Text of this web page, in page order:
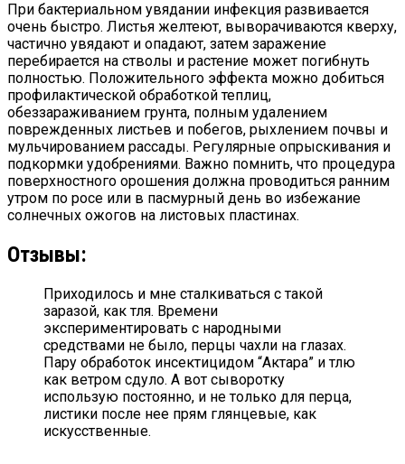
При бактериальном увядании инфекция развивается
очень быстро. Листья желтеют, выворачиваются кверху,
частично увядают и опадают, затем заражение
перебирается на стволы и растение может погибнуть
полностью. Положительного эффекта можно добиться
профилактической обработкой теплиц,
обеззараживанием грунта, полным удалением
поврежденных листьев и побегов, рыхлением почвы и
мульчированием рассады. Регулярные опрыскивания и
подкормки удобрениями. Важно помнить, что процедура
поверхностного орошения должна проводиться ранним
утром по росе или в пасмурный день во избежание
солнечных ожогов на листовых пластинах.
Отзывы:
Приходилось и мне сталкиваться с такой
заразой, как тля. Времени
экспериментировать с народными
средствами не было, перцы чахли на глазах.
Пару обработок инсектицидом “Актара” и тлю
как ветром сдуло. А вот сыворотку
использую постоянно, и не только для перца,
листики после нее прям глянцевые, как
искусственные.